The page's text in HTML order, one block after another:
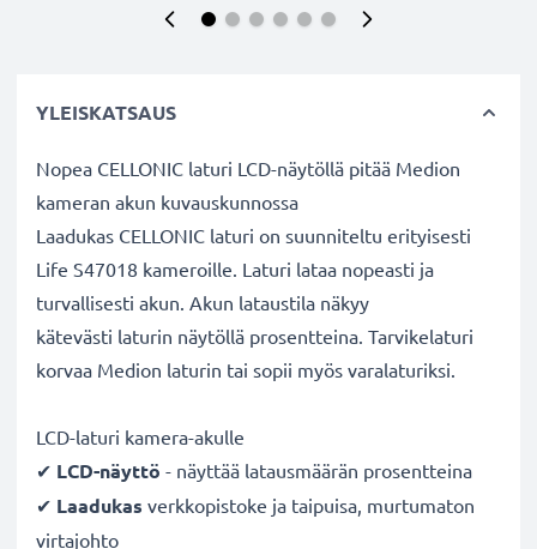
YLEISKATSAUS
Nopea CELLONIC laturi LCD-näytöllä pitää Medion
kameran akun kuvauskunnossa
Laadukas CELLONIC laturi on suunniteltu erityisesti
Life S47018 kameroille. Laturi lataa nopeasti ja
turvallisesti akun. Akun lataustila näkyy
kätevästi laturin näytöllä prosentteina. Tarvikelaturi
korvaa Medion laturin tai sopii myös varalaturiksi.
LCD-laturi kamera-akulle
✔ LCD-näyttö - näyttää latausmäärän prosentteina
✔ Laadukas verkkopistoke ja taipuisa, murtumaton
virtajohto